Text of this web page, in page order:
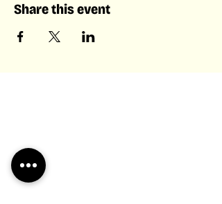
Share this event
Laboratory of Collective &